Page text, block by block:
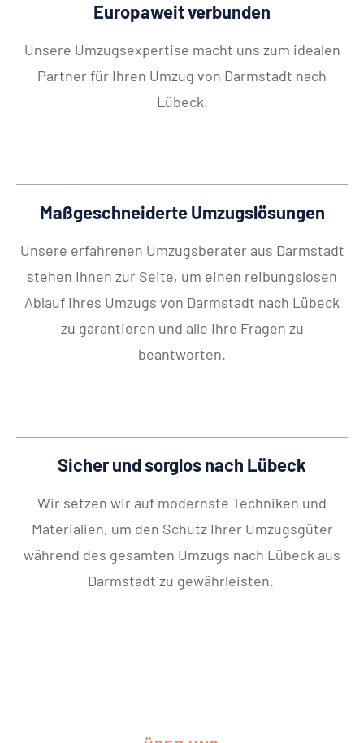
Europaweit verbunden
Unsere Umzugsexpertise macht uns zum idealen
Partner für Ihren Umzug von Darmstadt nach
Lübeck.
Maßgeschneiderte Umzugslösungen
Unsere erfahrenen Umzugsberater aus Darmstadt
stehen Ihnen zur Seite, um einen reibungslosen
Ablauf Ihres Umzugs von Darmstadt nach Lübeck
zu garantieren und alle Ihre Fragen zu
beantworten.
Sicher und sorglos nach Lübeck
Wir setzen wir auf modernste Techniken und
Materialien, um den Schutz Ihrer Umzugsgüter
während des gesamten Umzugs nach Lübeck aus
Darmstadt zu gewährleisten.